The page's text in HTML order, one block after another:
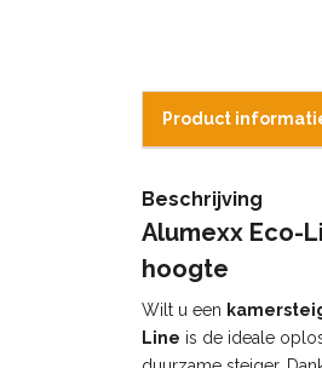
Product
Beschrijving
Alumexx Eco-
hoogte
Wilt u een
Line is de ideale